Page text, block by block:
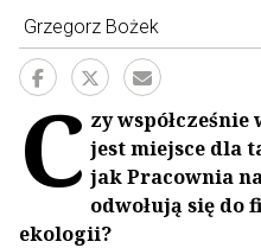
Grzegorz Bożek
C zy
jest miejsce dla
jak Pracownia
odwołują się do
ekologii?